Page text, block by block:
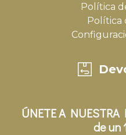
Política
Política
ÚNETE A NUESTRA
de un